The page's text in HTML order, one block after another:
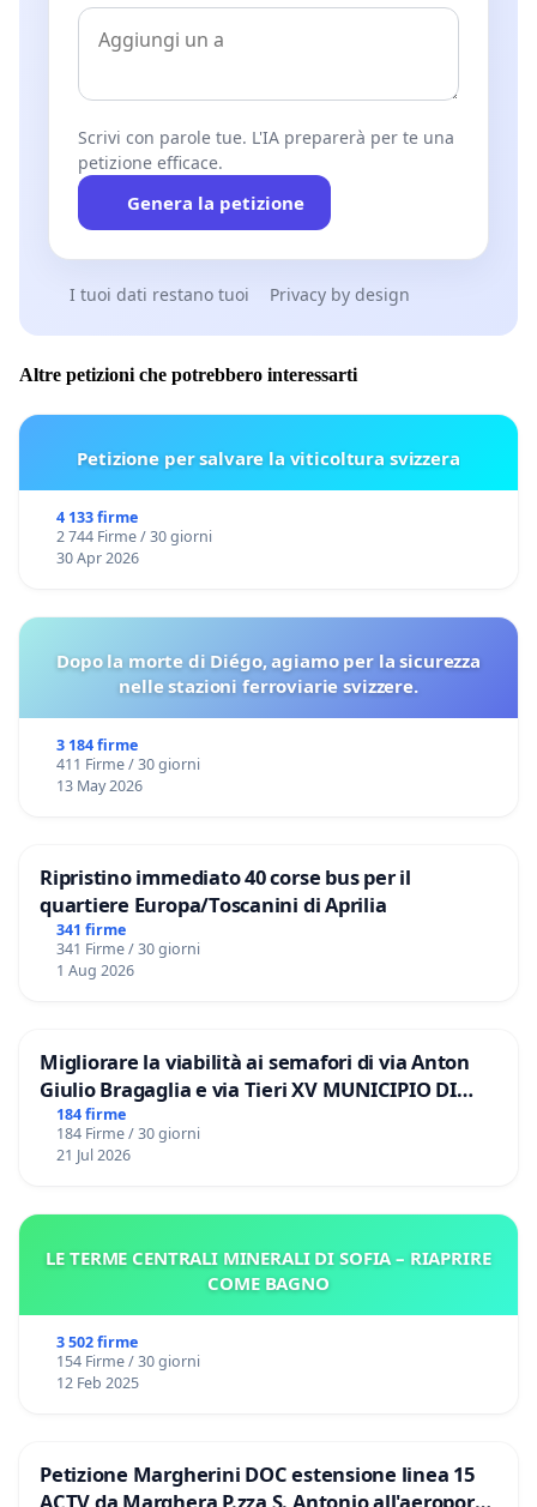
Scrivi con parole tue. L'IA preparerà per te una
petizione efficace.
Genera la petizione
I tuoi dati restano tuoi Privacy by design
Altre petizioni che potrebbero interessarti
Petizione per salvare la viticoltura svizzera
4 133 firme
2 744 Firme / 30 giorni
30 Apr 2026
Dopo la morte di Diégo, agiamo per la sicurezza
nelle stazioni ferroviarie svizzere.
3 184 firme
411 Firme / 30 giorni
13 May 2026
Ripristino immediato 40 corse bus per il
quartiere Europa/Toscanini di Aprilia
341 firme
341 Firme / 30 giorni
1 Aug 2026
Migliorare la viabilità ai semafori di via Anton
Giulio Bragaglia e via Tieri XV MUNICIPIO DI
ROMA
184 firme
184 Firme / 30 giorni
21 Jul 2026
LE TERME CENTRALI MINERALI DI SOFIA – RIAPRIRE
COME BAGNO
3 502 firme
154 Firme / 30 giorni
12 Feb 2025
Petizione Margherini DOC estensione linea 15